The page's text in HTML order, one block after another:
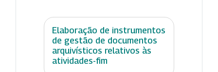
Elaboração de instrumentos
de gestão de documentos
arquivísticos relativos às
atividades-fim